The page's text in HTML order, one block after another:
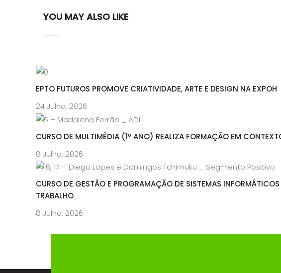
YOU MAY ALSO LIKE
EPTO FUTUROS PROMOVE CRIATIVIDADE, ARTE E DESIGN NA EXPOH
24 Julho, 2026
CURSO DE MULTIMÉDIA (1º ANO) REALIZA FORMAÇÃO EM
8 Julho, 2026
CURSO DE GESTÃO E PROGRAMAÇÃO DE SISTEMAS
TRABALHO
8 Julho, 2026